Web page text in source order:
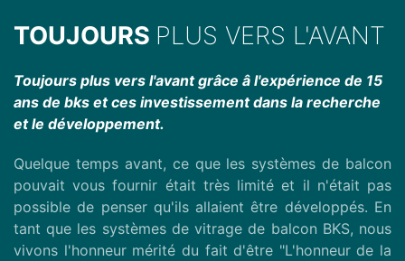
TOUJOURS PLUS VERS L'AVANT
Toujours plus vers l'avant grâce â l'expérience de 15
ans de bks et ces investissement dans la recherche
et le développement.
Quelque temps avant, ce que les systèmes de balcon
pouvait vous fournir était très limité et il n'était pas
possible de penser qu'ils allaient être développés. En
tant que les systèmes de vitrage de balcon BKS, nous
vivons l'honneur mérité du fait d'être "L'honneur de la